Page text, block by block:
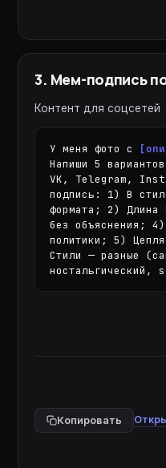
3. Мем-подпись
Контент для соцсетей
У меня фото с
Напиши 5
VK, Telegram,
подпись: 1) В
формата; 2) Длина
без объяснения;
политики; 5)
Стили — разные
Копировать